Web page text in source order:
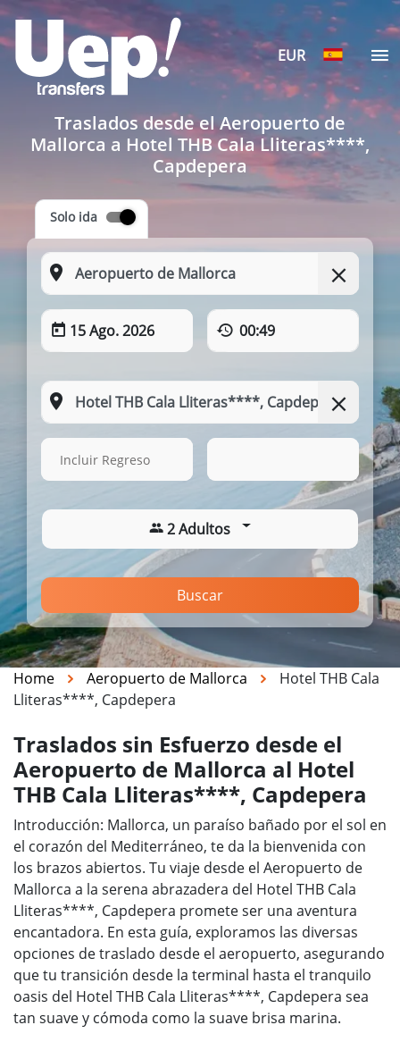
EUR
Traslados desde el Aeropuerto de
Mallorca a Hotel THB Cala Lliteras****,
Capdepera
Solo ida
15 Ago. 2026 00:49
15 Ago. 2026
Incluir Regreso
2 Adultos
Buscar
Home Aeropuerto de Mallorca
Hotel THB Cala
Lliteras****, Capdepera
Traslados sin Esfuerzo desde el
Aeropuerto de Mallorca al Hotel
THB Cala Lliteras****, Capdepera
Introducción: Mallorca, un paraíso bañado por el sol en
el corazón del Mediterráneo, te da la bienvenida con
los brazos abiertos. Tu viaje desde el Aeropuerto de
Mallorca a la serena abrazadera del Hotel THB Cala
Lliteras****, Capdepera promete ser una aventura
encantadora. En esta guía, exploramos las diversas
opciones de traslado desde el aeropuerto, asegurando
que tu transición desde la terminal hasta el tranquilo
oasis del Hotel THB Cala Lliteras****, Capdepera sea
tan suave y cómoda como la suave brisa marina.